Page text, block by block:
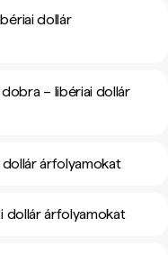
dollár
– libériai dollár
dollár árfolyamokat
dollár árfolyamokat